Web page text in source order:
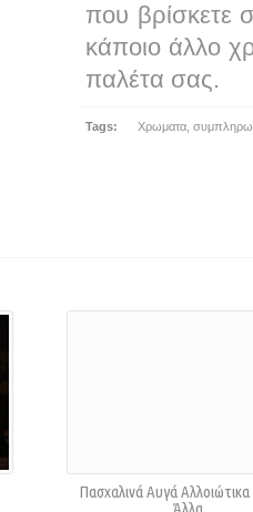
που βρίσκετε
κάποιο άλλο
παλέτα σας.
Tags: Χρωματα
Πασχαλινά Αυγά
Άλλα